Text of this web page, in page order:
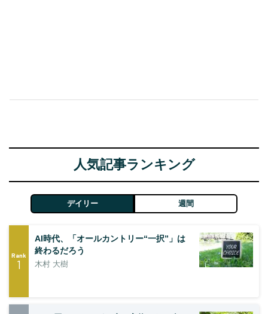
人気記事ランキング
デイリー 週間
Rank
1
AI時代、「オールカントリー“一択”」は
終わるだろう
木村 大樹